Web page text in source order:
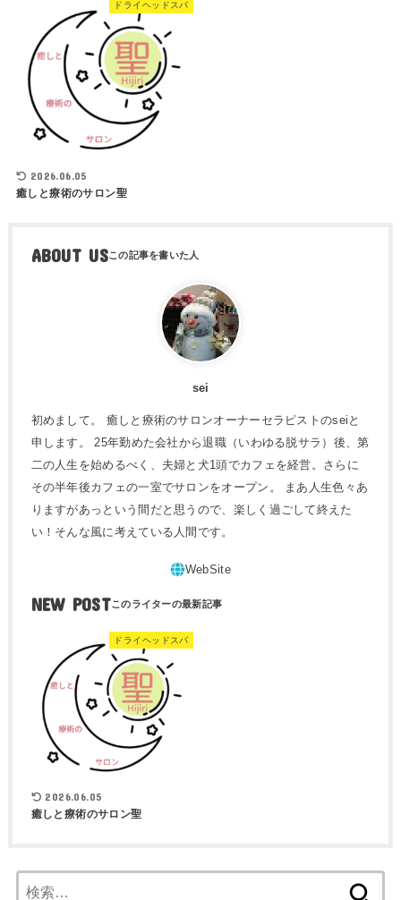
ドライヘッドスパ
2026.06.05
癒しと療術のサロン聖
ABOUT US
sei
初めまして。 癒しと療術のサロンオーナーセラピストのseiと
申します。 25年勤めた会社から退職（いわゆる脱サラ）後、第
二の人生を始めるべく、夫婦と犬1頭でカフェを経営。さらに
その半年後カフェの一室でサロンをオープン。 まあ人生色々あ
りますがあっという間だと思うので、楽しく過ごして終えた
い！そんな風に考えている人間です。
NEW POST
ドライヘッドスパ
2026.06.05
癒しと療術のサロン聖